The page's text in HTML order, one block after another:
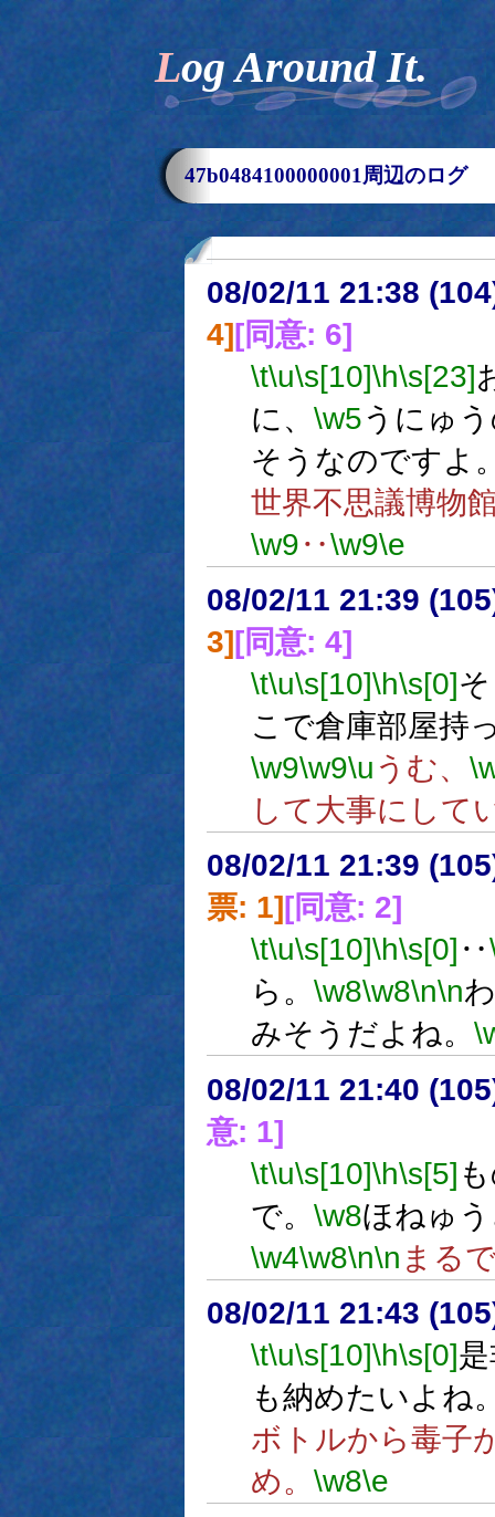
Log Around It.
47b0484100000001周辺のログ
08/02/11 21:38
4][同意: 6]
\t\u\s[10]\h\s[23]
に、 \w5うにゅ
そうなのですよ
世界不思議博物
\w9‥\w9\e
08/02/11 21:39
3][同意: 4]
\t\u\s[10]\h\s[0]
こで倉庫部屋持
\w9\w9\u うむ、
して大事にして
08/02/11 21:39
票: 1] [同意: 2]
\t\u\s[10]\h\s[0] ‥
ら。 \w8\w8\n\n
みそうだよね。
08/02/11 21:40
意: 1]
\t\u\s[10]\h\s[5]
で。 \w8ほねゅ
\w4\w8\n\n まる
08/02/11 21:43
\t\u\s[10]\h\s[0]
も納めたいよね
ボトルから毒子
め。 \w8\e